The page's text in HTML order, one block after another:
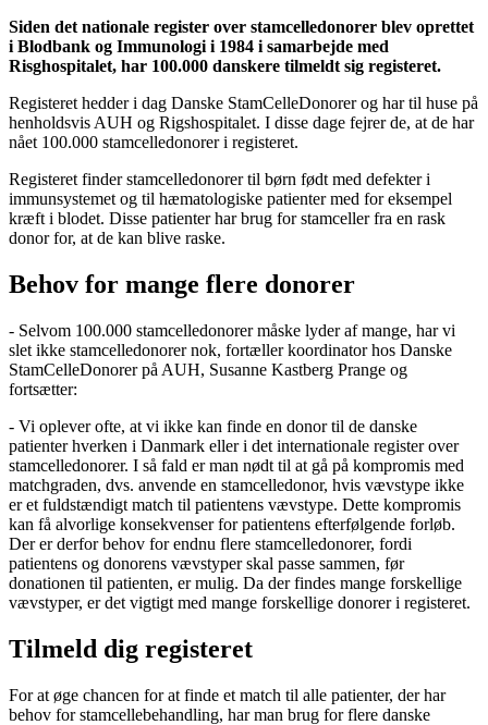
Siden det nationale register over stamcelledonorer blev oprettet
i Blodbank og Immunologi i 1984 i samarbejde med
Risghospitalet, har 100.000 danskere tilmeldt sig registeret.
Registeret hedder i dag Danske StamCelleDonorer og har til huse på
henholdsvis AUH og Rigshospitalet. I disse dage fejrer de, at de har
nået 100.000 stamcelledonorer i registeret.
Registeret finder stamcelledonorer til børn født med defekter i
immunsystemet og til hæmatologiske patienter med for eksempel
kræft i blodet. Disse patienter har brug for stamceller fra en rask
donor for, at de kan blive raske.
Behov for mange flere donorer
- Selvom 100.000 stamcelledonorer måske lyder af mange, har vi
slet ikke stamcelledonorer nok, fortæller koordinator hos Danske
StamCelleDonorer på AUH, Susanne Kastberg Prange og
fortsætter:
- Vi oplever ofte, at vi ikke kan finde en donor til de danske
patienter hverken i Danmark eller i det internationale register over
stamcelledonorer. I så fald er man nødt til at gå på kompromis med
matchgraden, dvs. anvende en stamcelledonor, hvis vævstype ikke
er et fuldstændigt match til patientens vævstype. Dette kompromis
kan få alvorlige konsekvenser for patientens efterfølgende forløb.
Der er derfor behov for endnu flere stamcelledonorer, fordi
patientens og donorens vævstyper skal passe sammen, før
donationen til patienten, er mulig. Da der findes mange forskellige
vævstyper, er det vigtigt med mange forskellige donorer i registeret.
Tilmeld dig registeret
For at øge chancen for at finde et match til alle patienter, der har
behov for stamcellebehandling, har man brug for flere danske